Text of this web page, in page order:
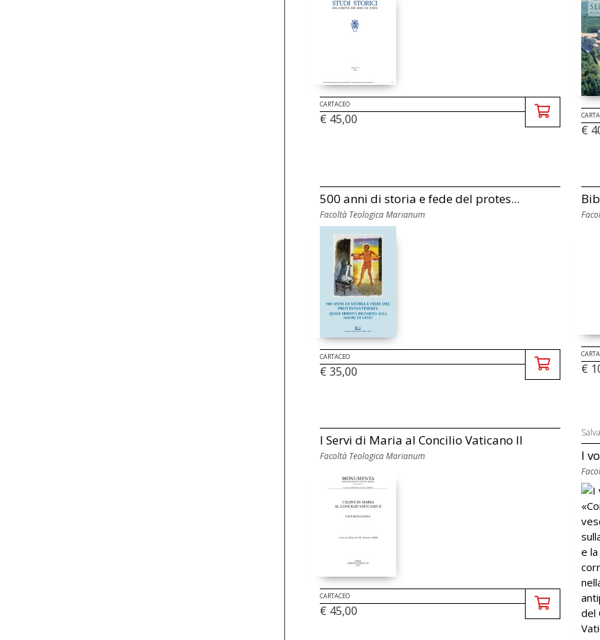
CARTACEO
€ 45,00
€
500 anni di storia e fede del protes...
Facoltà Teologica Marianum
CARTACEO
€ 35,00 €
I Servi di Maria al Concilio Vaticano II
Facoltà Teologica Marianum
CARTACEO
€ 45,00
I